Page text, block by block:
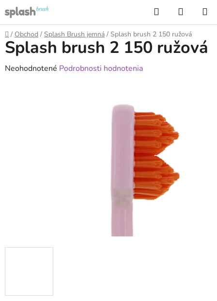
Prejsť
na
obsah
Hľadať
KOŠÍK
Domov
/ Obchod / Splash Brush jemná / Splash brush 2 150 ružová
Splash brush 2 150 ružová
Priemerné
Neohodnotené Podrobnosti hodnotenia